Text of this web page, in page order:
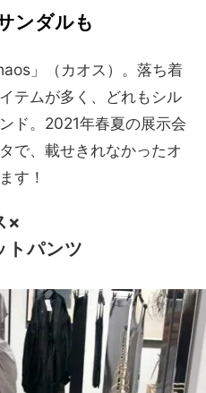
中！
重ね
も楽
しい
ンダルも
」（カオス）。落ち着
テムが多く、どれもシル
ド。2021年春夏の展示会
で、載せきれなかったオ
す！
×
トパンツ